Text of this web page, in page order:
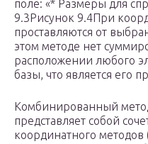
поле: «* Размеры для
9.3Рисунок 9.4При
проставляются от
этом методе нет
расположении любого
базы, что является его
Комбинированный
представляет собой
координатного